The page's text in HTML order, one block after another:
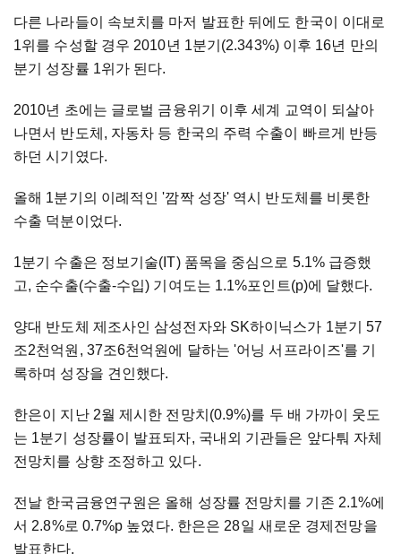
다른 나라들이 속보치를 마저 발표한 뒤에도 한국이 이대로
1위를 수성할 경우 2010년 1분기(2.343%) 이후 16년 만의
분기 성장률 1위가 된다.
2010년 초에는 글로벌 금융위기 이후 세계 교역이 되살아
나면서 반도체, 자동차 등 한국의 주력 수출이 빠르게 반등
하던 시기였다.
올해 1분기의 이례적인 '깜짝 성장' 역시 반도체를 비롯한
수출 덕분이었다.
1분기 수출은 정보기술(IT) 품목을 중심으로 5.1% 급증했
고, 순수출(수출-수입) 기여도는 1.1%포인트(p)에 달했다.
양대 반도체 제조사인 삼성전자와 SK하이닉스가 1분기 57
조2천억원, 37조6천억원에 달하는 '어닝 서프라이즈'를 기
록하며 성장을 견인했다.
한은이 지난 2월 제시한 전망치(0.9%)를 두 배 가까이 웃도
는 1분기 성장률이 발표되자, 국내외 기관들은 앞다퉈 자체
전망치를 상향 조정하고 있다.
전날 한국금융연구원은 올해 성장률 전망치를 기존 2.1%에
서 2.8%로 0.7%p 높였다. 한은은 28일 새로운 경제전망을
발표한다.